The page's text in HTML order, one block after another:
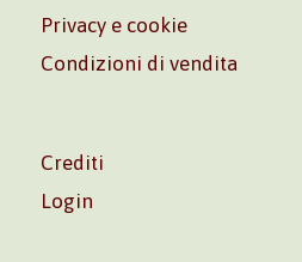
Privacy e cookie
Condizioni di vendita
Crediti
Login